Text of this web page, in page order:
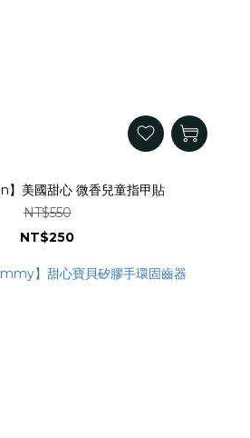
】美國甜心 微香兒童指甲貼
NT$550
NT$250